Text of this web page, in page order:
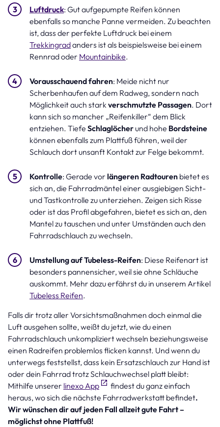
Luftdruck: Gut aufgepumpte Reifen können
ebenfalls so manche Panne vermeiden. Zu beachten
ist, dass der perfekte Luftdruck bei einem
Trekkingradanders ist als beispielsweise bei einem
Rennrad oder Mountainbike.
Vorausschauend fahren: Meide nicht nur
Scherbenhaufen auf dem Radweg, sondern nach
Möglichkeit auch stark verschmutzte Passagen. Dort
kann sich so mancher „Reifenkiller“ dem Blick
entziehen. Tiefe Schlaglöcher und hohe Bordsteine
können ebenfalls zum Plattfuß führen, weil der
Schlauch dort unsanft Kontakt zur Felge bekommt.
Kontrolle: Gerade vor längeren Radtouren bietet es
sich an, die Fahrradmäntel einer ausgiebigen Sicht-
und Tastkontrolle zu unterziehen. Zeigen sich Risse
oder ist das Profil abgefahren, bietet es sich an, den
Mantel zu tauschen und unter Umständen auch den
Fahrradschlauch zu wechseln.
Umstellung auf Tubeless-Reifen: Diese Reifenart ist
besonders pannensicher, weil sie ohne Schläuche
auskommt. Mehr dazu erfährst du in unserem Artikel
Tubeless Reifen.
Falls dir trotz aller Vorsichtsmaßnahmen doch einmal die
Luft ausgehen sollte, weißt du jetzt, wie du einen
Fahrradschlauch unkompliziert wechseln beziehungsweise
einen Radreifen problemlos flicken kannst. Und wenn du
unterwegs feststellst, dass kein Ersatzschlauch zur Hand ist
oder dein Fahrrad trotz Schlauchwechsel platt bleibt:
Mithilfe unserer linexo App
findest du ganz einfach
heraus, wo sich die nächste Fahrradwerkstatt befindet.
Wir wünschen dir auf jeden Fall allzeit gute Fahrt –
möglichst ohne Plattfuß!